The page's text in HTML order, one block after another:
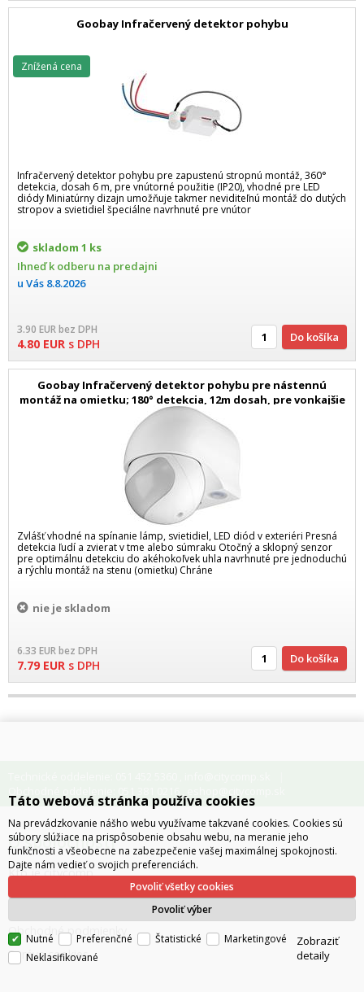
Goobay Infračervený detektor pohybu
Infračervený detektor pohybu pre zapustenú stropnú montáž, 360°
detekcia, dosah 6 m, pre vnútorné použitie (IP20), vhodné pre LED
diódy Miniatúrny dizajn umožňuje takmer neviditeľnú montáž do dutých
stropov a svietidiel špeciálne navrhnuté pre vnútor
skladom 1 ks
Ihneď k odberu na predajni
u Vás 8.8.2026
3.90 EURbez DPH
4.80 EUR s DPH
Znížená cena
Do košíka
Goobay Infračervený detektor pohybu pre nástennú
montáž na omietku; 180° detekcia, 12m dosah, pre vonkajšie
použitie
Zvlášť vhodné na spínanie lámp, svietidiel, LED diód v exteriéri Presná
detekcia ľudí a zvierat v tme alebo súmraku Otočný a sklopný senzor
pre optimálnu detekciu do akéhokoľvek uhla navrhnuté pre jednoduchú
a rýchlu montáž na stenu (omietku) Chráne
nie je skladom
6.33 EURbez DPH
7.79 EUR s DPH Do košíka
O spoločnosti
Kto je citycomp
Ako nakupovať
Obchodné podmienky
Správa cookies
Táto webová stránka používa cookies
Na prevádzkovanie nášho webu využívame takzvané cookies. Cookies sú
súbory slúžiace na prispôsobenie obsahu webu, na meranie jeho
funkčnosti a všeobecne na zabezpečenie vašej maximálnej spokojnosti.
Dajte nám vedieť o svojich preferenciách.
Povoliť výber
Povoliť všetky cookies
Nutné Preferenčné Štatistické
Marketingové
Neklasifikované
Zobraziť
detaily